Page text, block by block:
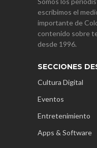
escribimos el
importante de
contenido sobre
desde 1996.
SECCIONES
Cultura Digital
Eventos
Entretenimiento
Apps & Software